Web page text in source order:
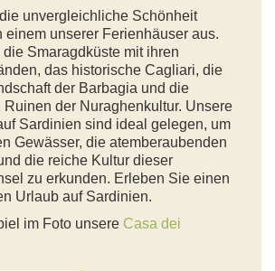
unvergleichliche Schönheit
einem unserer Ferienhäuser aus.
Smaragdküste mit ihren
das historische Cagliari, die
der Barbagia und die
der Nuraghenkultur. Unsere
Sardinien sind ideal gelegen, um
Gewässer, die atemberaubenden
die reiche Kultur dieser
zu erkunden. Erleben Sie einen
Urlaub auf Sardinien.
im Foto unsere Casa dei